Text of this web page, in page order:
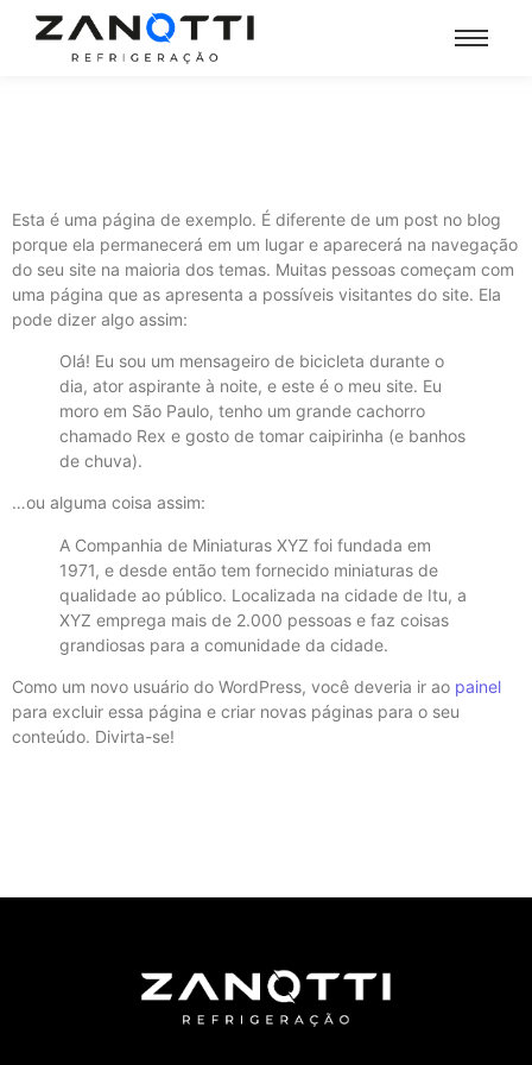
Esta é uma página de exemplo. É diferente de um post no blog
porque ela permanecerá em um lugar e aparecerá na navegação
do seu site na maioria dos temas. Muitas pessoas começam com
uma página que as apresenta a possíveis visitantes do site. Ela
pode dizer algo assim:
Olá! Eu sou um mensageiro de bicicleta durante o
dia, ator aspirante à noite, e este é o meu site. Eu
moro em São Paulo, tenho um grande cachorro
chamado Rex e gosto de tomar caipirinha (e banhos
de chuva).
…ou alguma coisa assim:
A Companhia de Miniaturas XYZ foi fundada em
1971, e desde então tem fornecido miniaturas de
qualidade ao público. Localizada na cidade de Itu, a
XYZ emprega mais de 2.000 pessoas e faz coisas
grandiosas para a comunidade da cidade.
Como um novo usuário do WordPress, você deveria ir ao painel
para excluir essa página e criar novas páginas para o seu
conteúdo. Divirta-se!